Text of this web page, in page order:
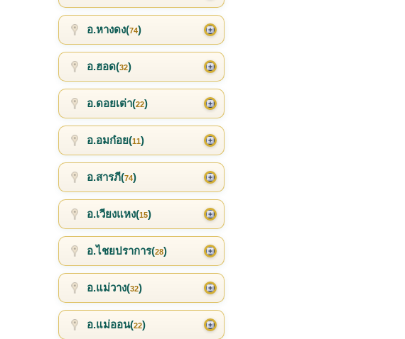
อ.หางดง(74)
อ.ฮอด(32)
อ.ดอยเต่า(22)
อ.อมก๋อย(11)
อ.สารภี(74)
อ.เวียงแหง(15)
อ.ไชยปราการ(28)
อ.แม่วาง(32)
อ.แม่ออน(22)